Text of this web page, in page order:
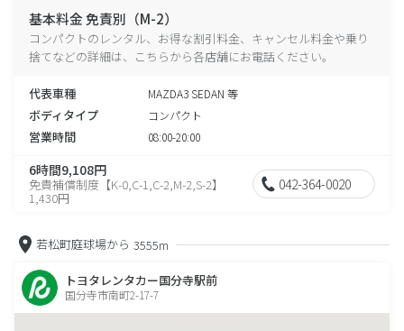
基本料金 免責別（M-2）
コンパクトのレンタル、お得な割引料金、キャンセル料金や乗り
捨てなどの詳細は、こちらから各店舗にお電話ください。
代表車種 MAZDA3 SEDAN 等
ボディタイプ コンパクト
営業時間 08:00-20:00
6時間9,108円
免責補償制度【K-0,C-1,C-2,M-2,S-2】
1,430円
042-364-0020
若松町庭球場から 3555m
トヨタレンタカー国分寺駅前
国分寺市南町2-17-7